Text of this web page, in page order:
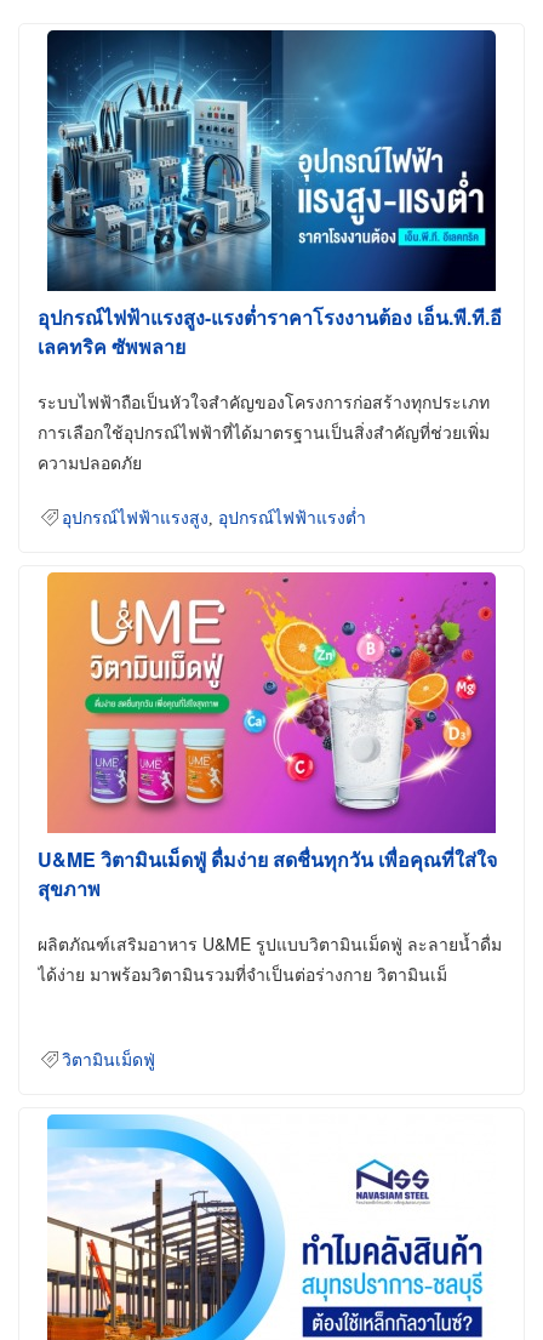
อุปกรณ์ไฟฟ้าแรงสูง-แรงต่ำราคาโรงงานต้อง เอ็น.พี.ที.อี
เลคทริค ซัพพลาย
ระบบไฟฟ้าถือเป็นหัวใจสำคัญของโครงการก่อสร้างทุกประเภท
การเลือกใช้อุปกรณ์ไฟฟ้าที่ได้มาตรฐานเป็นสิ่งสำคัญที่ช่วยเพิ่ม
ความปลอดภัย
อุปกรณ์ไฟฟ้าแรงสูง อุปกรณ์ไฟฟ้าแรงต่ำ
U&ME วิตามินเม็ดฟู่ ดื่มง่าย สดชื่นทุกวัน เพื่อคุณที่ใส่ใจ
สุขภาพ
ผลิตภัณฑ์เสริมอาหาร U&ME รูปแบบวิตามินเม็ดฟู่ ละลายน้ำดื่ม
ได้ง่าย มาพร้อมวิตามินรวมที่จำเป็นต่อร่างกาย วิตามินเม็
วิตามินเม็ดฟู่